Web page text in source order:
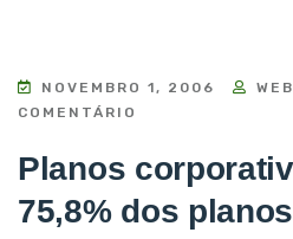
NOVEMBRO 1, 2006
COMENTÁRIO
Planos
75,8% dos